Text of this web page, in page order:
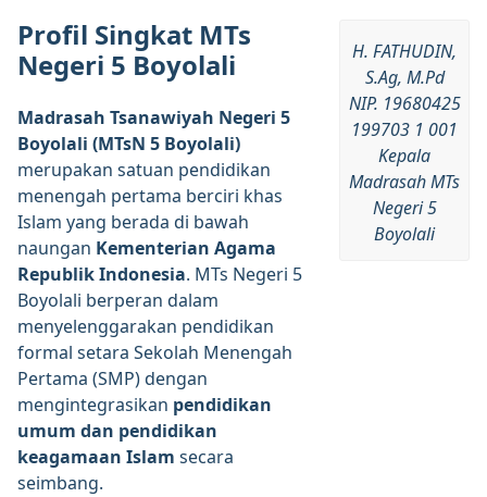
Profil Singkat MTs
Negeri 5 Boyolali
Madrasah Tsanawiyah Negeri 5
Boyolali (MTsN 5 Boyolali)
merupakan satuan pendidikan
menengah pertama berciri khas
Islam yang berada di bawah
naungan Kementerian Agama
Republik Indonesia. MTs Negeri 5
Boyolali berperan dalam
menyelenggarakan pendidikan
formal setara Sekolah Menengah
Pertama (SMP) dengan
mengintegrasikan pendidikan
umum dan pendidikan
keagamaan Islam secara
seimbang.
H. FATHUDIN,
S.Ag, M.Pd
NIP. 19680425
199703 1 001
Kepala
Madrasah MTs
Negeri 5
Boyolali